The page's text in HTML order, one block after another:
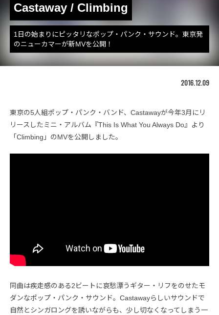
Castaway / Climbing
1日の始まりにピッタリなポップ・パンク・サウンド。東京発
のニューカマーが新MVを公開！
2016.12.09
東京の5人組ポップ・パンク・バンド、Castawayが今年3月にリ
リースしたミニ・アルバム『This Is What You Always Do』より
「Climbing」のMVを公開しました。
同曲は疾走感のある2ビートに哀愁漂うギター・リフをのせたモ
ダンなポップ・パンク・サウンド。Castawayらしいサウンドで
自然とシンガロングを誘いながらも、少し切なくなってしまう一